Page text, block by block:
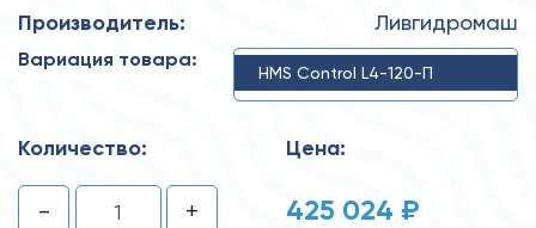
Производитель: Ливгидромаш
Вариация товара:
HMS Control L4-120-П
Количество:
- +
Цена:
425 024 ₽